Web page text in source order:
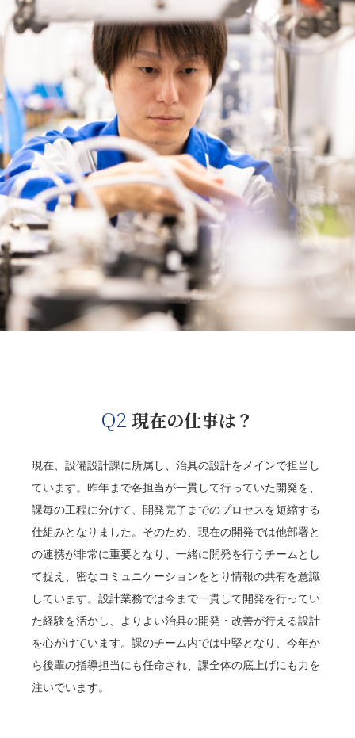
Q2 現在の仕事は？
現在、設備設計課に所属し、治具の設計をメインで担当し
ています。昨年まで各担当が一貫して行っていた開発を、
課毎の工程に分けて、開発完了までのプロセスを短縮する
仕組みとなりました。そのため、現在の開発では他部署と
の連携が非常に重要となり、一緒に開発を行うチームとし
て捉え、密なコミュニケーションをとり情報の共有を意識
しています。設計業務では今まで一貫して開発を行ってい
た経験を活かし、よりよい治具の開発・改善が行える設計
を心がけています。課のチーム内では中堅となり、今年か
ら後輩の指導担当にも任命され、課全体の底上げにも力を
注いでいます。